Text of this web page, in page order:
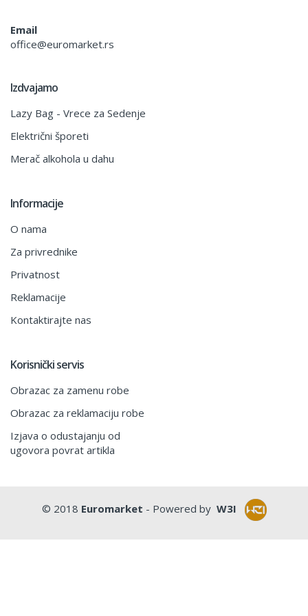
Email
office@euromarket.rs
Izdvajamo
Lazy Bag - Vrece za Sedenje
Električni šporeti
Merač alkohola u dahu
Informacije
O nama
Za privrednike
Privatnost
Reklamacije
Kontaktirajte nas
Korisnički servis
Obrazac za zamenu robe
Obrazac za reklamaciju robe
Izjava o odustajanju od
ugovora povrat artikla
© 2018 Euromarket - Powered by W3I